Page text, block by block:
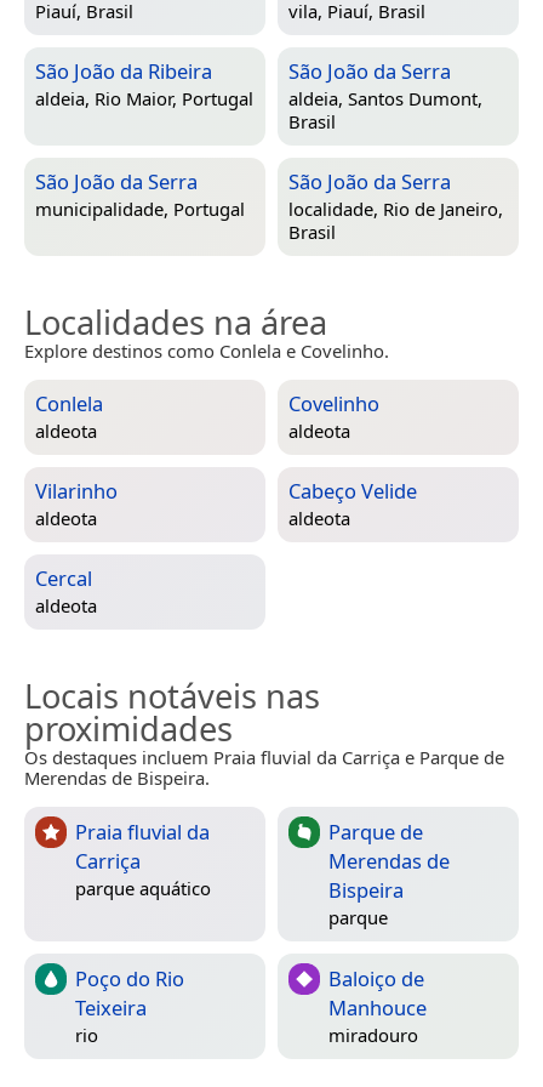
Piauí, Brasil vila, Piauí, Brasil
São João da Ribeira
aldeia, Rio Maior, Portugal
São João da Serra
aldeia, Santos Dumont,
Brasil
São João da Serra
municipalidade, Portugal
São João da Serra
localidade, Rio de Janeiro,
Brasil
Localidades na área
Explore destinos como Conlela e Covelinho.
Conlela
aldeota
Covelinho
aldeota
Vilarinho
aldeota
Cabeço Velide
aldeota
Cercal
aldeota
Locais notáveis nas
proximidades
Os destaques incluem Praia fluvial da Carriça e Parque de
Merendas de Bispeira.
Praia fluvial da
Carriça
parque aquático
Parque de
Merendas de
Bispeira
parque
Poço do Rio
Teixeira
rio
Baloiço de
Manhouce
miradouro